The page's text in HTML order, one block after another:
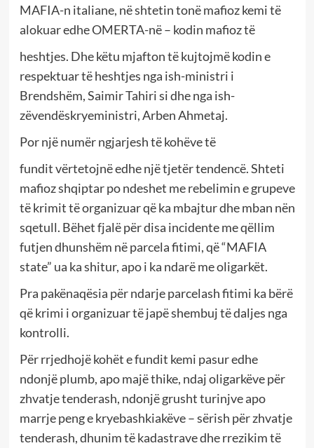
MAFIA-n italiane, në shtetin tonë mafioz kemi të
alokuar edhe OMERTA-në – kodin mafioz të
heshtjes. Dhe këtu mjafton të kujtojmë kodin e
respektuar të heshtjes nga ish-ministri i
Brendshëm, Saimir Tahiri si dhe nga ish-
zëvendëskryeministri, Arben Ahmetaj.
Por një numër ngjarjesh të kohëve të
fundit vërtetojnë edhe një tjetër tendencë. Shteti
mafioz shqiptar po ndeshet me rebelimin e grupeve
të krimit të organizuar që ka mbajtur dhe mban nën
sqetull. Bëhet fjalë për disa incidente me qëllim
futjen dhunshëm në parcela fitimi, që “MAFIA
state” ua ka shitur, apo i ka ndarë me oligarkët.
Pra pakënaqësia për ndarje parcelash fitimi ka bërë
që krimi i organizuar të japë shembuj të daljes nga
kontrolli.
Për rrjedhojë kohët e fundit kemi pasur edhe
ndonjë plumb, apo majë thike, ndaj oligarkëve për
zhvatje tenderash, ndonjë grusht turinjve apo
marrje peng e kryebashkiakëve – sërish për zhvatje
tenderash, dhunim të kadastrave dhe rrezikim të